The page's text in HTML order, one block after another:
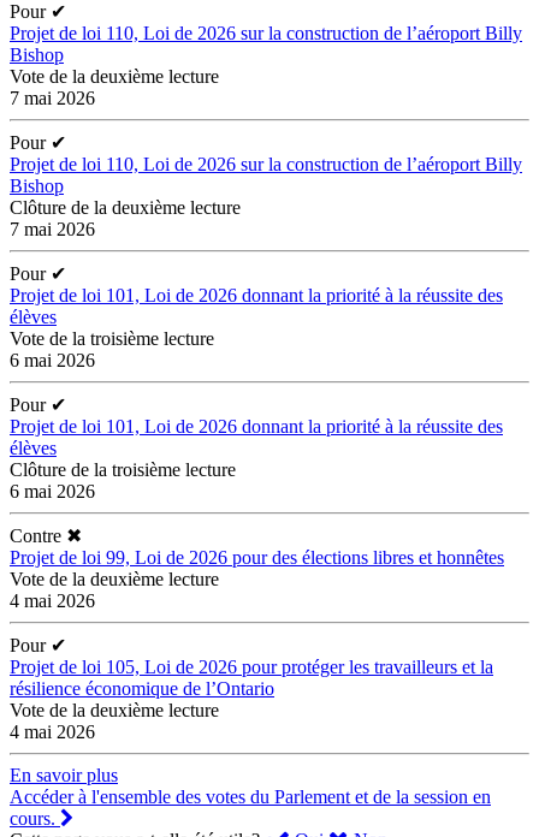
Pour ✔
Projet de loi 110, Loi de 2026 sur la construction de l’aéroport Billy
Bishop
Vote de la deuxième lecture
7 mai 2026
Pour ✔
Projet de loi 110, Loi de 2026 sur la construction de l’aéroport Billy
Bishop
Clôture de la deuxième lecture
7 mai 2026
Pour ✔
Projet de loi 101, Loi de 2026 donnant la priorité à la réussite des
élèves
Vote de la troisième lecture
6 mai 2026
Pour ✔
Projet de loi 101, Loi de 2026 donnant la priorité à la réussite des
élèves
Clôture de la troisième lecture
6 mai 2026
Contre ✖
Projet de loi 99, Loi de 2026 pour des élections libres et honnêtes
Vote de la deuxième lecture
4 mai 2026
Pour ✔
Projet de loi 105, Loi de 2026 pour protéger les travailleurs et la
résilience économique de l’Ontario
Vote de la deuxième lecture
4 mai 2026
En savoir plus
Accéder à l'ensemble des votes du Parlement et de la session en
cours.